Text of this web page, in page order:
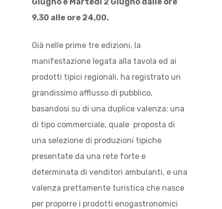
9,30 alle ore 24,00.
Già nelle prime tre edizioni, la
manifestazione legata alla tavola ed ai
prodotti tipici regionali, ha registrato un
grandissimo afflusso di pubblico,
basandosi su di una duplice valenza: una
di tipo commerciale, quale proposta di
una selezione di produzioni tipiche
presentate da una rete forte e
determinata di venditori ambulanti, e una
valenza prettamente turistica che nasce
per proporre i prodotti enogastronomici